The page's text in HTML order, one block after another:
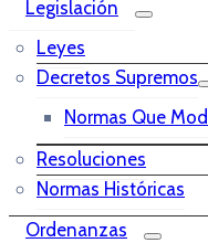
Legislación
Leyes
Decretos Supremos
Normas Que
Resoluciones
Normas Históricas
Ordenanzas